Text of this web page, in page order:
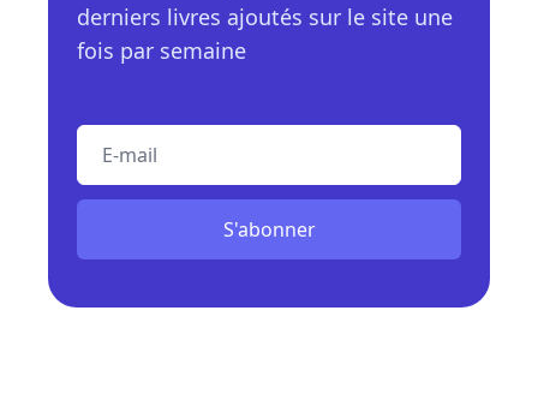
derniers livres ajoutés sur le site une
fois par semaine
E-mail
S'abonner